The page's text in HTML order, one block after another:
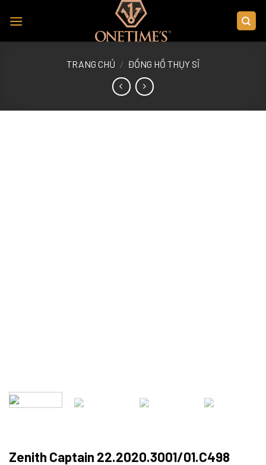
TRANG CHỦ / ĐỒNG HỒ THỤY SĨ
Zenith Captain 22.2020.3001/01.C498